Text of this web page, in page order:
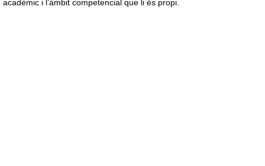
acadèmic i l’àmbit competencial que li és propi.